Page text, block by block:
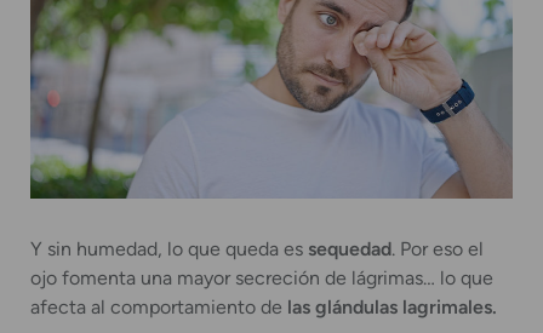
Y sin humedad, lo que queda es sequedad. Por eso el
ojo fomenta una mayor secreción de lágrimas… lo que
afecta al comportamiento de las glándulas lagrimales.